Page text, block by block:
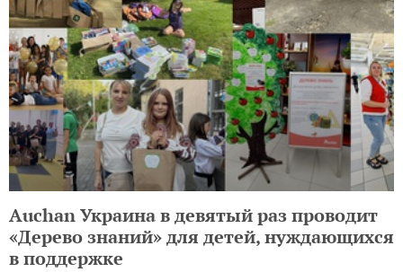
Auchan Украина в девятый раз проводит
«Дерево знаний» для детей, нуждающихся
в поддержке